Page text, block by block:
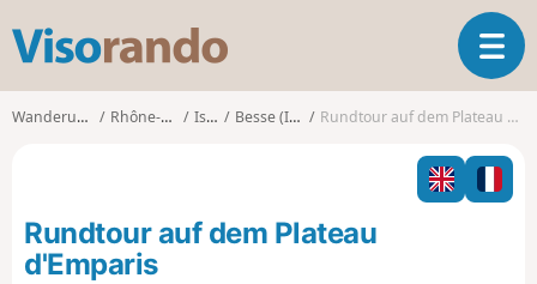
s
o
o
T
o
l
n
Wanderungen Rhône-Alpes Isère Besse (Isère) Rundtour auf dem Plateau d'Emparis
Rundtour auf dem Plateau
d'Emparis